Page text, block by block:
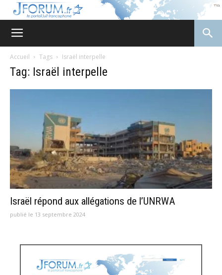
Accueil Tags Israël interpelle
Tag: Israël interpelle
Israël répond aux allégations de l’UNRWA
publié le 13 septembre 2024